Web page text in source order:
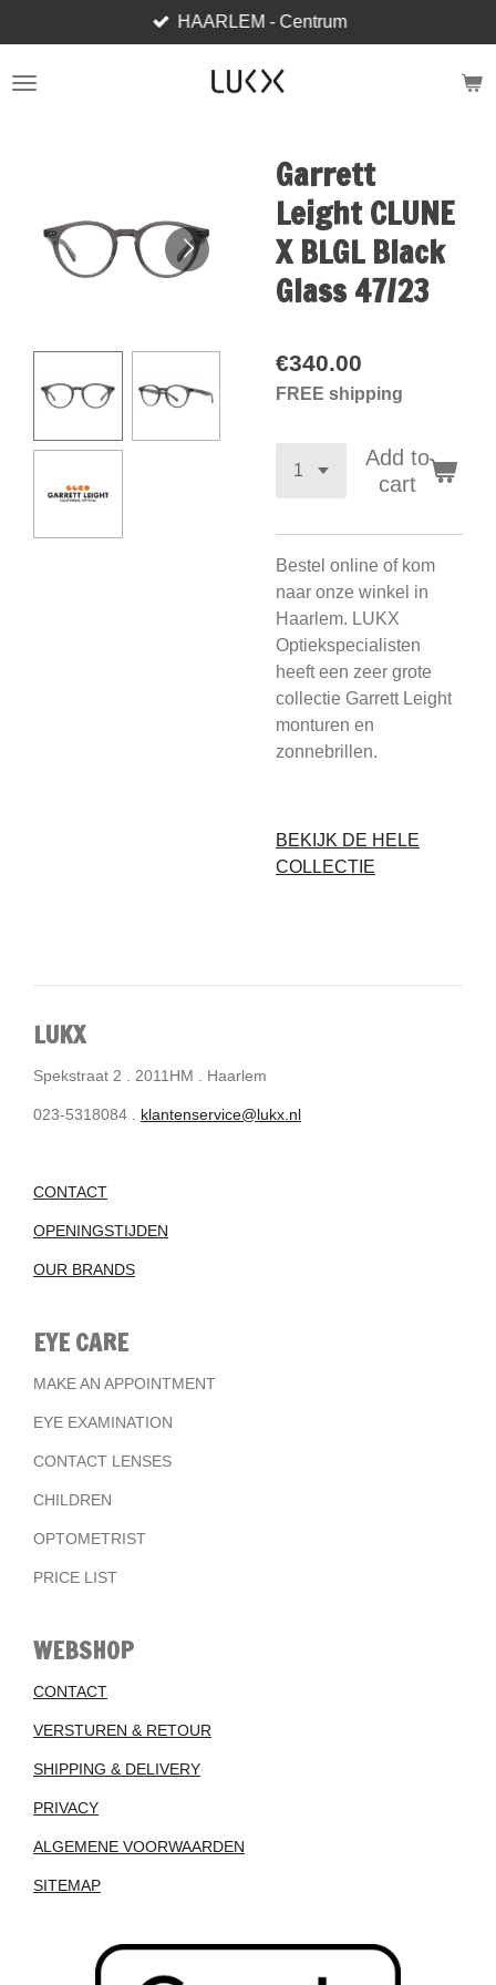
to
main
HAARLEM - Centrum
Garrett
Leight CLUNE
X BLGL Black
Glass 47/23
€340.00
FREE shipping
Add to
cart
Bestel online of kom
naar onze winkel in
Haarlem. LUKX
Optiekspecialisten
heeft een zeer grote
collectie Garrett Leight
monturen en
zonnebrillen.
BEKIJK DE HELE
COLLECTIE
LUKX
Spekstraat 2 . 2011HM . Haarlem
023-5318084 . klantenservice@lukx.nl
CONTACT
OPENINGSTIJDEN
OUR BRANDS
EYE CARE
MAKE AN APPOINTMENT
EYE EXAMINATION
CONTACT LENSES
CHILDREN
OPTOMETRIST
PRICE LIST
WEBSHOP
CONTACT
VERSTUREN & RETOUR
SHIPPING & DELIVERY
PRIVACY
ALGEMENE VOORWAARDEN
SITEMAP